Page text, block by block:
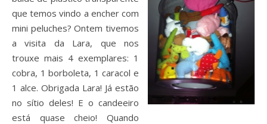
que temos vindo a encher com
mini peluches? Ontem tivemos
a visita da Lara, que nos
trouxe mais 4 exemplares: 1
cobra, 1 borboleta, 1 caracol e
1 alce. Obrigada Lara! Já estão
no sítio deles! E o candeeiro
está quase cheio! Quando